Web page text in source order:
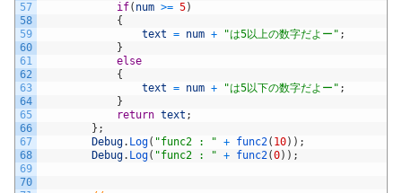
57
58
59
60
61
62
63
64
65
66
67
68
69
70
if( num >= 5)
{
text = num + "は5以上の数字だよー" ;
}
else
{
text = num + "は5以下の数字だよー" ;
}
return text ;
} ;
Debug. Log( "func2 : " + func2( 10) ) ;
Debug. Log( "func2 : " + func2(0) ) ;